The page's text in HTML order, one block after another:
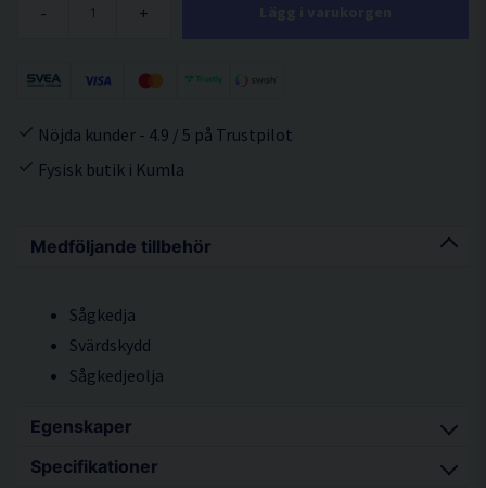
Medföljande tillbehör
Sågkedja
Svärdskydd
Sågkedjeolja
Egenskaper
Användarvänlig och kompakt kedjesåg med
Specifikationer
- +
Nöjda kunder - 4.9 / 5 på Trustpilot
Fysisk butik i Kumla